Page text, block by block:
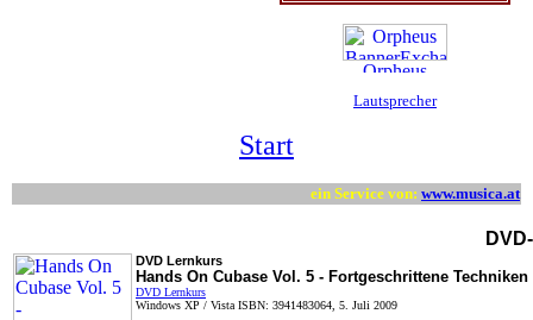
Lautsprecher
Start
ein Service von: www.musica.at
DVD Lernkurs
Hands On Cubase Vol. 5 - Fortgeschrittene Techniken
DVD Lernkurs
Windows XP / Vista ISBN: 3941483064, 5. Juli 2009